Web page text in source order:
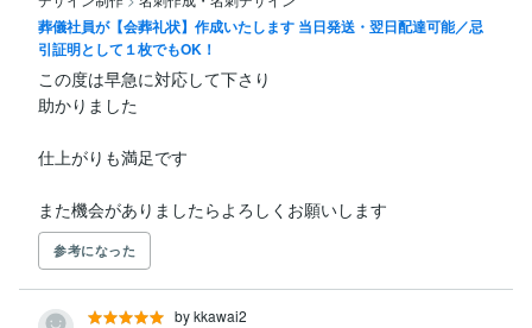
葬儀社員が【会葬礼状】作成いたします 当日発送・翌日配達可能／忌
引証明として１枚でもOK！
この度は早急に対応して下さり
助かりました
仕上がりも満足です
また機会がありましたらよろしくお願いします
参考になった
by kkawai2